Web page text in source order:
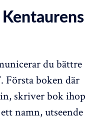
du bättre
Första boken där
skriver bok ihop
namn, utseende